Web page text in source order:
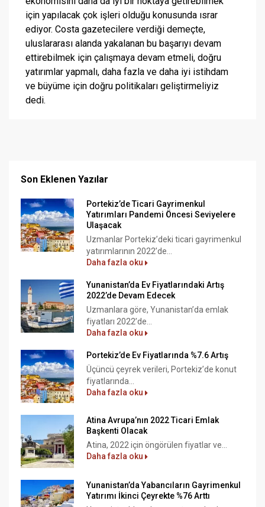
için yapılacak çok işleri olduğu konusunda ısrar
ediyor. Costa gazetecilere verdiği demeçte,
uluslararası alanda yakalanan bu başarıyı devam
ettirebilmek için çalışmaya devam etmeli, doğru
yatırımlar yapmalı, daha fazla ve daha iyi istihdam
ve büyüme için doğru politikaları geliştirmeliyiz
dedi.
Son Eklenen Yazılar
Portekiz’de Ticari Gayrimenkul
Yatırımları Pandemi Öncesi Seviyelere
Ulaşacak
Uzmanlar Portekiz’deki ticari gayrimenkul
yatırımlarının 2022’de...
Daha fazla oku
Yunanistan’da Ev Fiyatlarındaki Artış
2022’de Devam Edecek
Uzmanlara göre, Yunanistan’da emlak
fiyatları 2022’de...
Daha fazla oku
Portekiz’de Ev Fiyatlarında %7.6 Artış
Üçüncü çeyrek verileri, Portekiz’de konut
fiyatlarında...
Daha fazla oku
Atina Avrupa’nın 2022 Ticari Emlak
Başkenti Olacak
Atina, 2022 için öngörülen fiyatlar ve...
Daha fazla oku
Yunanistan’da Yabancıların Gayrimenkul
Yatırımı İkinci Çeyrekte %76 Arttı